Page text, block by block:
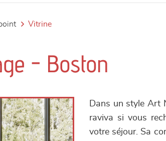
vitrine
- Boston
Dans un style Art
raviva si vous
votre séjour. Sa